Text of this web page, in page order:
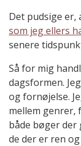
Det pudsige er,
som jeg ellers
senere
Så for mig
dagsformen.
og fornøjelse.
mellem genrer,
både bøger
de der er ren